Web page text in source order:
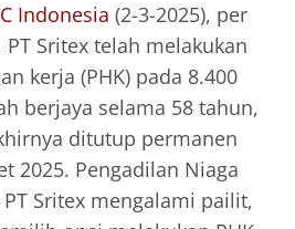
Indonesia (2-3-2025), per
Sritex telah melakukan
kerja (PHK) pada 8.400
berjaya selama 58 tahun,
ditutup permanen
2025. Pengadilan Niaga
Sritex mengalami pailit,